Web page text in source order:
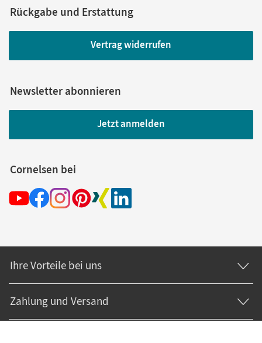
Rückgabe und Erstattung
Vertrag widerrufen
Newsletter abonnieren
Jetzt anmelden
Cornelsen bei
Ihre Vorteile bei uns
Zahlung und Versand